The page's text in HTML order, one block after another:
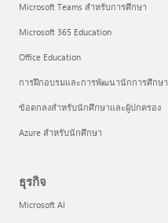
Microsoft Teams สำหรับการศึกษา
Microsoft 365 Education
Office Education
การฝึกอบรมและการพัฒนานักการศึกษา
ข้อตกลงสำหรับนักศึกษาและผู้ปกครอง
Azure สำหรับนักศึกษา
ธุรกิจ
Microsoft AI